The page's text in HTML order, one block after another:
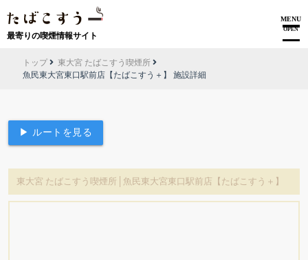
最寄りの喫煙情報サイト
MENU
OPEN
トップ
東大宮 たばこすう喫煙所
魚民東大宮東口駅前店【たばこすう＋】 施設詳細
▶ ルートを見る
東大宮 たばこすう喫煙所│魚民東大宮東口駅前店【たばこすう＋】